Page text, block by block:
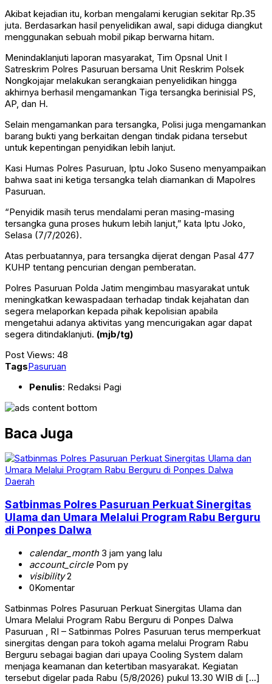
Akibat kejadian itu, korban mengalami kerugian sekitar Rp.35
juta. Berdasarkan hasil penyelidikan awal, sapi diduga diangkut
menggunakan sebuah mobil pikap berwarna hitam.
Menindaklanjuti laporan masyarakat, Tim Opsnal Unit I
Satreskrim Polres Pasuruan bersama Unit Reskrim Polsek
Nongkojajar melakukan serangkaian penyelidikan hingga
akhirnya berhasil mengamankan Tiga tersangka berinisial PS,
AP, dan H.
Selain mengamankan para tersangka, Polisi juga mengamankan
barang bukti yang berkaitan dengan tindak pidana tersebut
untuk kepentingan penyidikan lebih lanjut.
Kasi Humas Polres Pasuruan, Iptu Joko Suseno menyampaikan
bahwa saat ini ketiga tersangka telah diamankan di Mapolres
Pasuruan.
“Penyidik masih terus mendalami peran masing-masing
tersangka guna proses hukum lebih lanjut,” kata Iptu Joko,
Selasa (7/7/2026).
Atas perbuatannya, para tersangka dijerat dengan Pasal 477
KUHP tentang pencurian dengan pemberatan.
Polres Pasuruan Polda Jatim mengimbau masyarakat untuk
meningkatkan kewaspadaan terhadap tindak kejahatan dan
segera melaporkan kepada pihak kepolisian apabila
mengetahui adanya aktivitas yang mencurigakan agar dapat
segera ditindaklanjuti. (mjb/tg)
Post Views: 48
TagsPasuruan
Penulis: Redaksi Pagi
Baca Juga
Daerah
Satbinmas Polres Pasuruan Perkuat Sinergitas
Ulama dan Umara Melalui Program Rabu Berguru
di Ponpes Dalwa
calendar_month3 jam yang lalu
account_circlePom py
visibility2
0Komentar
Satbinmas Polres Pasuruan Perkuat Sinergitas Ulama dan
Umara Melalui Program Rabu Berguru di Ponpes Dalwa
Pasuruan , RI – Satbinmas Polres Pasuruan terus memperkuat
sinergitas dengan para tokoh agama melalui Program Rabu
Berguru sebagai bagian dari upaya Cooling System dalam
menjaga keamanan dan ketertiban masyarakat. Kegiatan
tersebut digelar pada Rabu (5/8/2026) pukul 13.30 WIB di […]